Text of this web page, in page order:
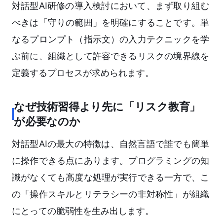
対話型AI研修の導入検討において、まず取り組む
べきは「守りの範囲」を明確にすることです。単
なるプロンプト（指示文）の入力テクニックを学
ぶ前に、組織として許容できるリスクの境界線を
定義するプロセスが求められます。
なぜ技術習得より先に「リスク教育」
が必要なのか
対話型AIの最大の特徴は、自然言語で誰でも簡単
に操作できる点にあります。プログラミングの知
識がなくても高度な処理が実行できる一方で、こ
の「操作スキルとリテラシーの非対称性」が組織
にとっての脆弱性を生み出します。